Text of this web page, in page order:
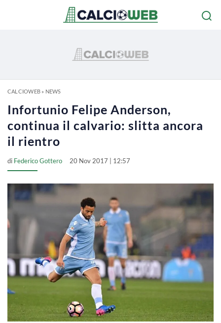
CALCIOWEB» NEWS
Infortunio Felipe Anderson,
continua il calvario: slitta ancora
il rientro
di Federico Gottero 20 Nov 2017 | 12:57